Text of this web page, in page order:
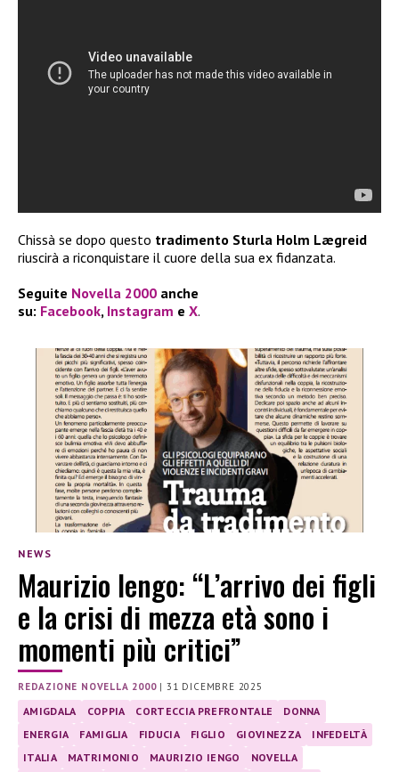
Chissà se dopo questo tradimento Sturla Holm Lægreid
riuscirà a riconquistare il cuore della sua ex fidanzata.
Seguite Novella 2000 anche
su: Facebook, Instagram e X.
NEWS
Maurizio Iengo: “L’arrivo dei figli
e la crisi di mezza età sono i
momenti più critici”
REDAZIONE NOVELLA 2000|31 DICEMBRE 2025
AMIGDALA COPPIA CORTECCIA PREFRONTALE
DONNA
ENERGIA
FAMIGLIA FIDUCIA FIGLIO GIOVINEZZA
INFEDELTÀ
ITALIA
MATRIMONIO MAURIZIO IENGO
NOVELLA